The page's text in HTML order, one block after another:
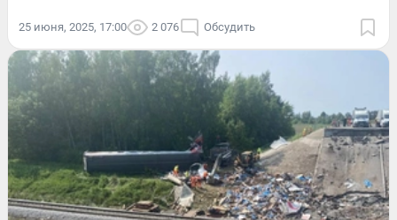
25 июня, 2025, 17:00 2 076 Обсудить